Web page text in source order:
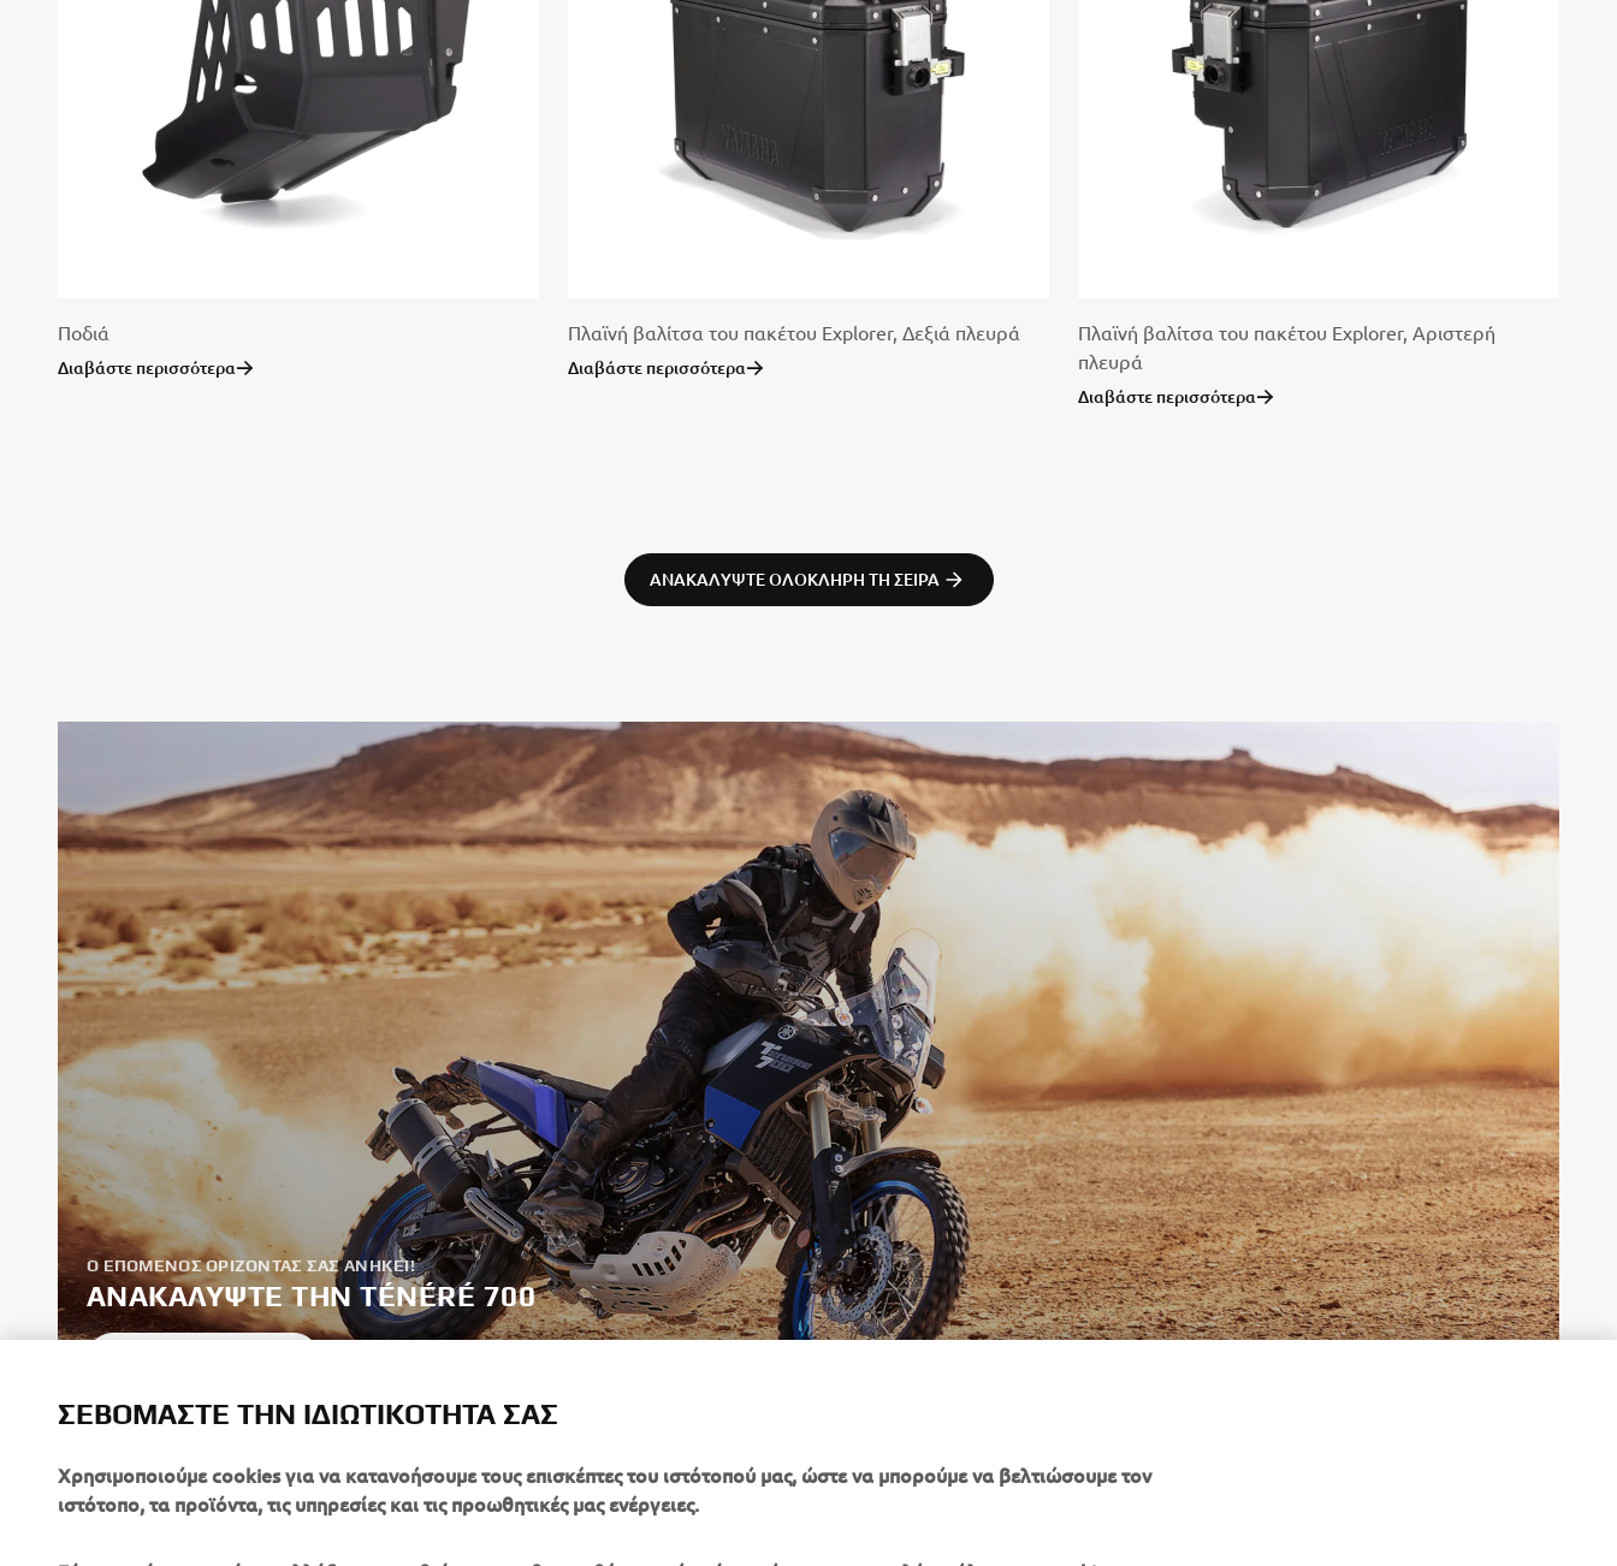
Ποδιά
Διαβάστε περισσότερα
Πλαϊνή βαλίτσα του πακέτου Explorer, Δεξιά πλευρά
Διαβάστε περισσότερα
Πλαϊνή βαλίτσα του πακέτου Explorer, Αριστερή
πλευρά
Διαβάστε περισσότερα
ΑΝΑΚΑΛΎΨΤΕ ΟΛΌΚΛΗΡΗ ΤΗ ΣΕΙΡΆ
Ο ΕΠΌΜΕΝΟΣ ΟΡΊΖΟΝΤΑΣ ΣΑΣ ΑΝΉΚΕΙ!
ΑΝΑΚΑΛΎΨΤΕ ΤΗΝ TÉNÉRÉ 700
ΣΕΒΌΜΑΣΤΕ ΤΗΝ ΙΔΙΩΤΙΚΌΤΗΤΆ ΣΑΣ
Χρησιμοποιούμε cookies για να κατανοήσουμε τους επισκέπτες του ιστότοπού μας, ώστε να μπορούμε να βελτιώσουμε τον
ιστότοπο, τα προϊόντα, τις υπηρεσίες και τις προωθητικές μας ενέργειες.